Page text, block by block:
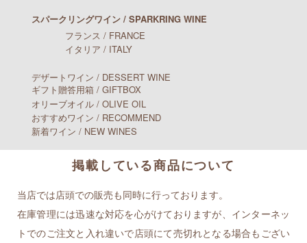
スパークリングワイン / SPARKRING WINE
フランス / FRANCE
イタリア / ITALY
デザートワイン / DESSERT WINE
ギフト贈答用箱 / GIFTBOX
オリーブオイル / OLIVE OIL
おすすめワイン / RECOMMEND
新着ワイン / NEW WINES
掲載している商品について
当店では店頭での販売も同時に行っております。
在庫管理には迅速な対応を心がけておりますが、インターネッ
トでのご注文と入れ違いで店頭にて売切れとなる場合もござい